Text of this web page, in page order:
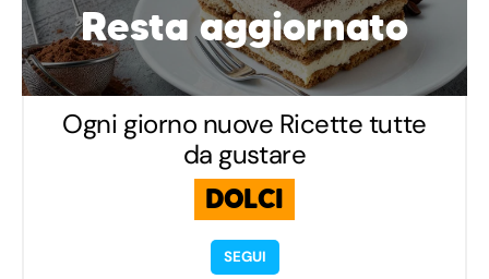
Resta aggiornato
Ogni giorno nuove Ricette tutte
da gustare
DOLCI
SEGUI